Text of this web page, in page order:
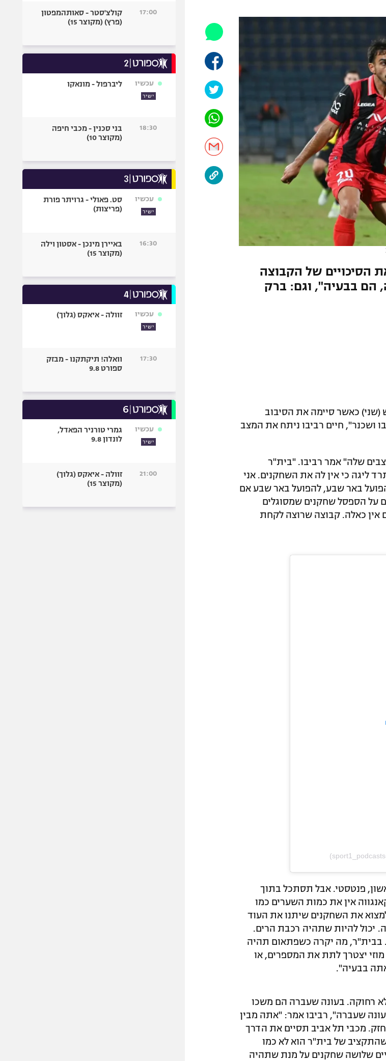
סינית
נוספות
אופניים
כדורמים
פוטבול אמריקאי NFL
בייסבול MLB
גיימינג E-Sports
הסיכויים של הקבוצה
הם בבעיה", וגם: ברק
(שני) כאשר סיימה את הסיבוב
"רביבו ושכנר", חיים רביבו ניתח את המצב
שלה" אמר רביבו. "בית"ר
ליגה כי אין לה את השחקנים. אני
באר שבע, להפועל באר שבע אם
על הספסל שחקנים שמסוגלים
אין כאלה. קבוצה שרוצה לקחת
פנטסטי. אבל תסתכל בתוך
אין את כמות השערים כמו
את השחקנים שיתנו את העוד
יכול להיות שתהיה רכבת הרים.
בבית"ר, מה יקרה כשפתאום תהיה
מוזי יצטרך לתת את המספרים, או
בבעיה".
לא רחוקה. בעונה שעברה הם משכו
שעברה", רביבו אמר: "אתה מבין
מכבי תל אביב תסיים את הדרך
שהתקציב של בית"ר הוא לא כמו
שלושה שחקנים על מנת שתהיה
17:00
קולצ'סטר - סאותהמפטון
(פרץ) (מקוצר 15)
עכשיו
ישיר
ליברפול - מונאקו
18:30
בני סכנין - מכבי חיפה
(מקוצר 10)
עכשיו
ישיר
סט. פאולי - גרויתר פורת
(פריצות)
16:30
באיירן מינכן - אסטון וילה
(מקוצר 15)
עכשיו
ישיר
זוולה - איאקס (גלוך)
17:30
וואלה! תיקתקנו - מבזק
ספורט 9.8
עכשיו
ישיר
גמרי טורניר הפאדל,
לונדון 9.8
21:00
זוולה - איאקס (גלוך)
(מקוצר 15)